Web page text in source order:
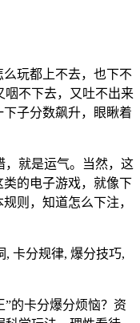
么玩都上不去，也下不
咽不下去，又吐不出来
子分数飙升，眼瞅着
就是运气。当然，这
类的电子游戏，就像下
则，知道怎么下注，
, 卡分规律, 爆分技巧,
”的卡分爆分烦恼？资